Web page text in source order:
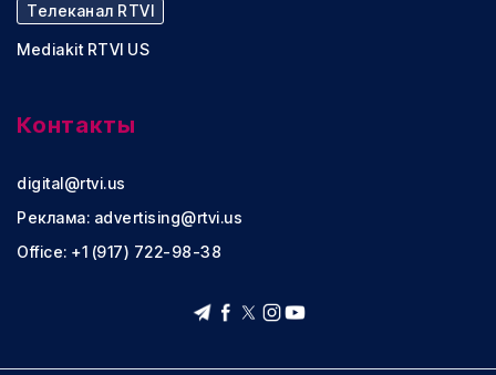
Телеканал RTVI
Mediakit RTVI US
Контакты
digital@rtvi.us
Реклама: advertising@rtvi.us
Office: +1 (917) 722-98-38